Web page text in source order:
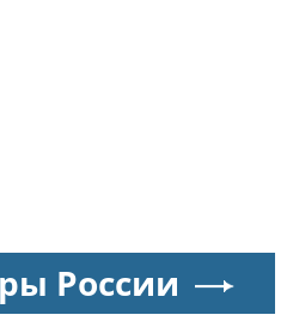
России